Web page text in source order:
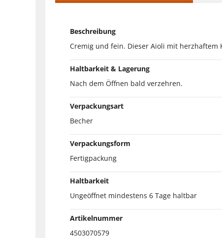
Beschreibung
Cremig und fein. Dieser Aioli mit herzhaftem
Haltbarkeit & Lagerung
Nach dem Öffnen bald verzehren.
Verpackungsart
Becher
Verpackungsform
Fertigpackung
Haltbarkeit
Ungeöffnet mindestens 6 Tage haltbar
Artikelnummer
4503070579